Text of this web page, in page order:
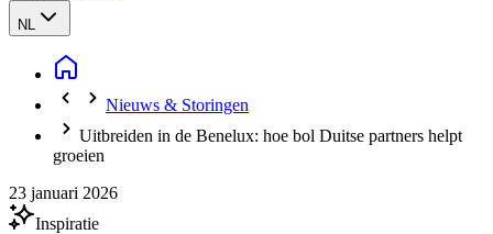
NL
Nieuws & Storingen
Uitbreiden in de Benelux: hoe bol Duitse partners helpt
groeien
23 januari 2026
Inspiratie